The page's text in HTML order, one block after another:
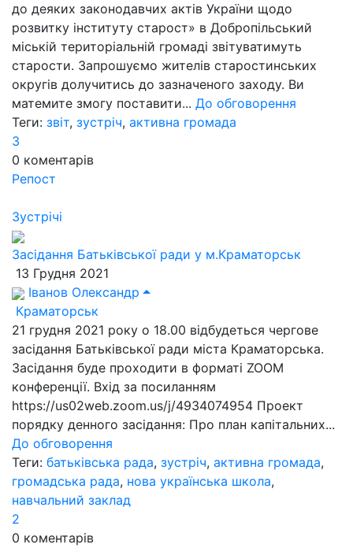
до деяких законодавчих актів України щодо
розвитку інституту старост» в Добропільський
міській територіальній громаді звітуватимуть
старости. Запрошуємо жителів старостинських
округів долучитись до зазначеного заходу. Ви
матемите змогу поставити... До обговорення
Теги: звіт, зустріч, активна громада
3
0 коментарів
Репост
Зустрічі
Засідання Батьківської ради у м.Краматорськ
13 Грудня 2021
Іванов Олександр
Краматорськ
21 грудня 2021 року о 18.00 відбудеться чергове
засідання Батьківської ради міста Краматорська.
Засідання буде проходити в форматі ZOOM
конференції. Вхід за посиланням
https://us02web.zoom.us/j/4934074954 Проект
порядку денного засідання: Про план капітальних...
До обговорення
Теги: батьківська рада, зустріч, активна громада,
громадська рада, нова українська школа,
навчальний заклад
2
0 коментарів